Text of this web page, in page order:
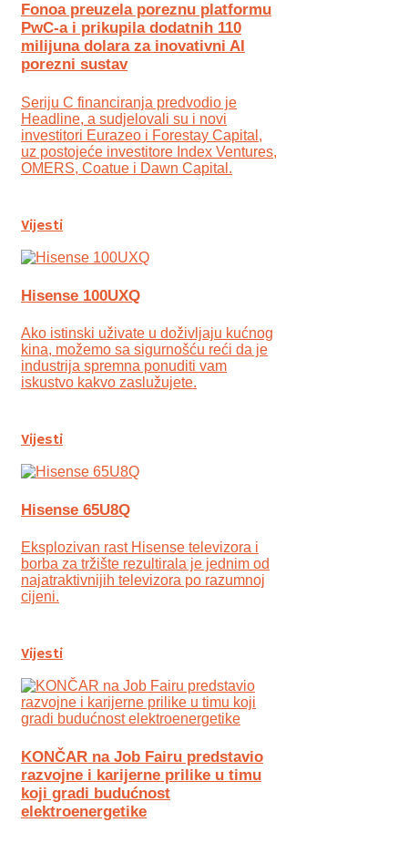
Fonoa preuzela poreznu platformu
PwC-a i prikupila dodatnih 110
milijuna dolara za inovativni AI
porezni sustav
Seriju C financiranja predvodio je
Headline, a sudjelovali su i novi
investitori Eurazeo i Forestay Capital,
uz postojeće investitore Index Ventures,
OMERS, Coatue i Dawn Capital.
Vijesti
Hisense 100UXQ
Ako istinski uživate u doživljaju kućnog
kina, možemo sa sigurnošću reći da je
industrija spremna ponuditi vam
iskustvo kakvo zaslužujete.
Vijesti
Hisense 65U8Q
Eksplozivan rast Hisense televizora i
borba za tržište rezultirala je jednim od
najatraktivnijih televizora po razumnoj
cijeni.
Vijesti
KONČAR na Job Fairu predstavio
razvojne i karijerne prilike u timu
koji gradi budućnost
elektroenergetike